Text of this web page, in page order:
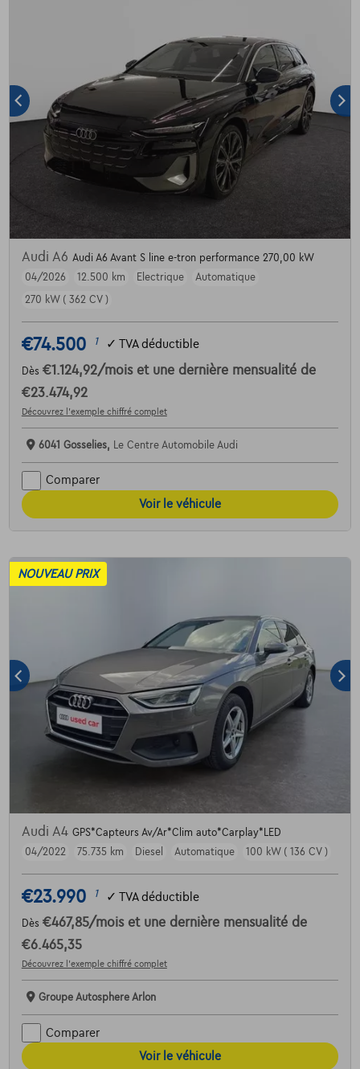
Audi A6 Audi A6 Avant S line e-tron performance 270,00 kW
04/2026
12.500 km Electrique
Automatique
270 kW ( 362 CV )
€74.500 1 ✓ TVA déductible
Dès €1.124,92/mois et une dernière mensualité de
€23.474,92
Découvrez l’exemple chiffré complet
6041 Gosselies, Le Centre Automobile Audi
Comparer
Voir le véhicule
NOUVEAU PRIX
Audi A4 GPS*Capteurs Av/Ar*Clim auto*Carplay*LED
04/2022
75.735 km Diesel Automatique 100 kW ( 136 CV )
€23.990 1 ✓ TVA déductible
Dès €467,85/mois et une dernière mensualité de
€6.465,35
Découvrez l’exemple chiffré complet
Groupe Autosphere Arlon
Comparer
Voir le véhicule